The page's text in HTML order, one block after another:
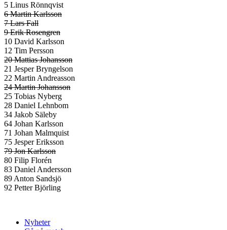
5 Linus Rönnqvist
6 Martin Karlsson
7 Lars Fall
9 Erik Rosengren
10 David Karlsson
12 Tim Persson
20 Mattias Johansson
21 Jesper Bryngelson
22 Martin Andreasson
24 Martin Johansson
25 Tobias Nyberg
28 Daniel Lehnbom
34 Jakob Säleby
64 Johan Karlsson
71 Johan Malmquist
75 Jesper Eriksson
79 Jon Karlsson
80 Filip Florén
83 Daniel Andersson
89 Anton Sandsjö
92 Petter Björling
Nyheter